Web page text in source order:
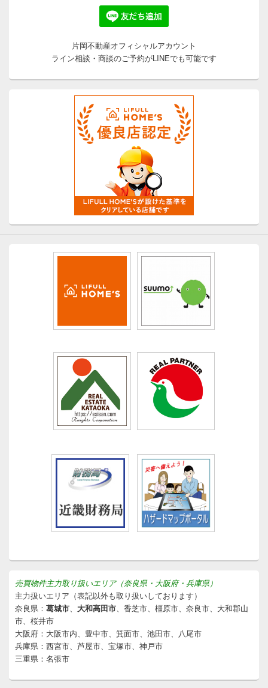
片岡不動産オフィシャルアカウント
ライン相談・商談のご予約がLINEでも可能です
売買物件主力取り扱いエリア（奈良県・大阪府・兵庫県）
主力扱いエリア（表記以外も取り扱いしております）
奈良県： 葛城市、 大和高田市、香芝市、橿原市、奈良市、大和郡山
市、桜井市
大阪府：大阪市内、豊中市、箕面市、池田市、八尾市
兵庫県：西宮市、芦屋市、宝塚市、神戸市
三重県：名張市